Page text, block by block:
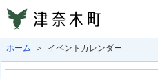
ホーム ＞ イベントカレンダー